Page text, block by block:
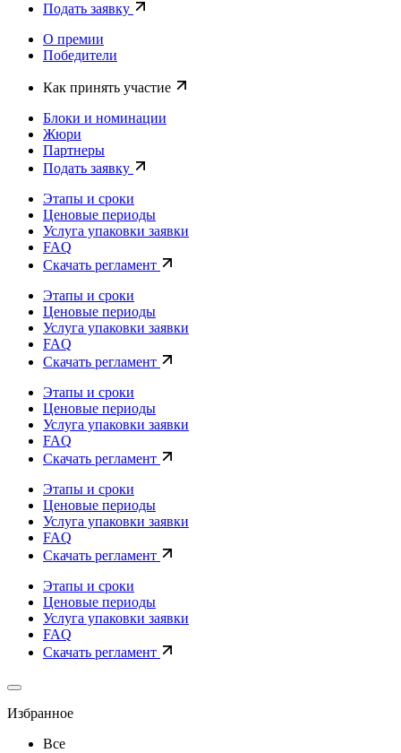
Подать заявку
О премии
Победители
Как принять участие
Блоки и номинации
Жюри
Партнеры
Подать заявку
Этапы и сроки
Ценовые периоды
Услуга упаковки заявки
FAQ
Скачать регламент
Этапы и сроки
Ценовые периоды
Услуга упаковки заявки
FAQ
Скачать регламент
Этапы и сроки
Ценовые периоды
Услуга упаковки заявки
FAQ
Скачать регламент
Этапы и сроки
Ценовые периоды
Услуга упаковки заявки
FAQ
Скачать регламент
Этапы и сроки
Ценовые периоды
Услуга упаковки заявки
FAQ
Скачать регламент
Избранное
Все